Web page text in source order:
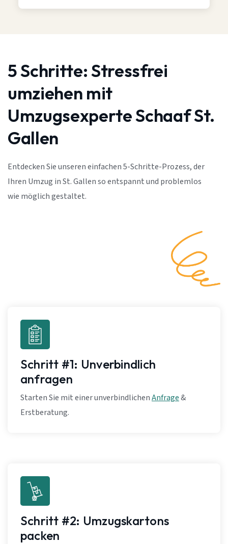
5 Schritte:Stressfrei
umziehen mit
Umzugsexperte Schaaf St.
Gallen
Entdecken Sie unseren einfachen 5-Schritte-Prozess, der
Ihren Umzug in St. Gallen so entspannt und problemlos
wie möglich gestaltet.
Schritt #1: Unverbindlich
anfragen
Starten Sie mit einer unverbindlichenAnfrage&
Erstberatung.
Schritt #2: Umzugskartons
packen